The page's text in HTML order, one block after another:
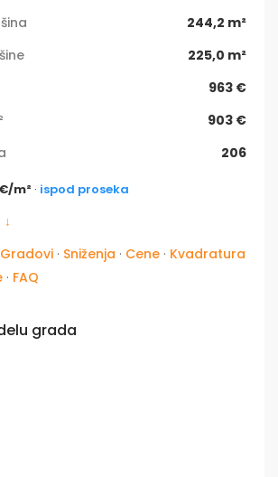
244,2 m²
225,0 m²
963 €
903 €
206
m² · ispod proseka
Gradovi · Sniženja · Cene · Kvadratura
· FAQ
grada